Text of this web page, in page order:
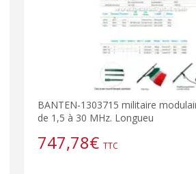
BANTEN-1303715 militaire
de 1,5 à 30 MHz. Longueu
747,78€ TTC